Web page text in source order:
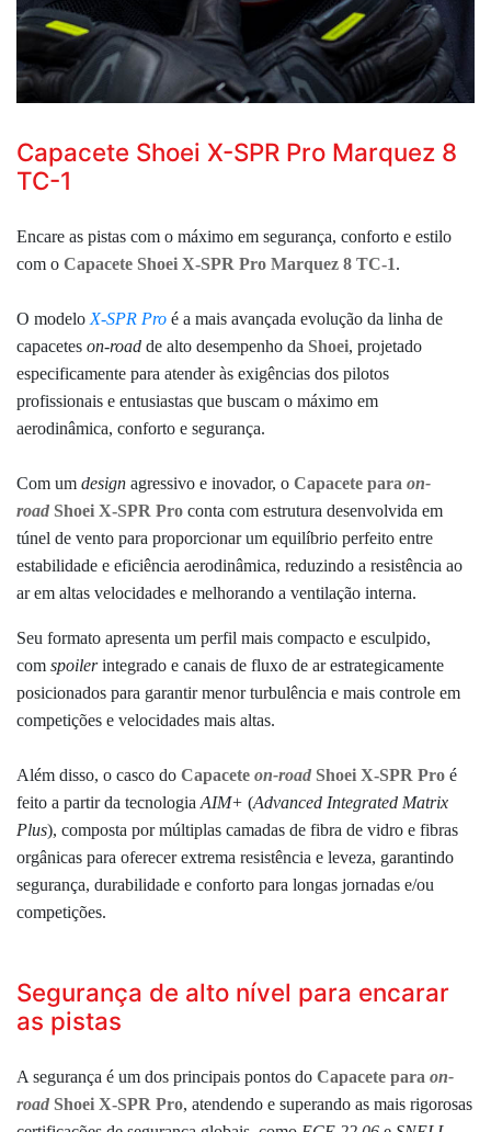
Capacete Shoei X-SPR Pro Marquez 8
TC-1
Encare as pistas com o máximo em segurança, conforto e estilo
com o Capacete Shoei X-SPR Pro Marquez 8 TC-1.
O modelo X-SPR Pro é a mais avançada evolução da linha de
capacetes on-road de alto desempenho da Shoei, projetado
especificamente para atender às exigências dos pilotos
profissionais e entusiastas que buscam o máximo em
aerodinâmica, conforto e segurança.
Com um design agressivo e inovador, o Capacete para on-
road Shoei X-SPR Pro conta com estrutura desenvolvida em
túnel de vento para proporcionar um equilíbrio perfeito entre
estabilidade e eficiência aerodinâmica, reduzindo a resistência ao
ar em altas velocidades e melhorando a ventilação interna.
Seu formato apresenta um perfil mais compacto e esculpido,
com spoilerintegrado e canais de fluxo de ar estrategicamente
posicionados para garantir menor turbulência e mais controle em
competições e velocidades mais altas.
Além disso, o casco do Capacete on-road Shoei X-SPR Pro é
feito a partir da tecnologia AIM+ (Advanced Integrated Matrix
Plus), composta por múltiplas camadas de fibra de vidro e fibras
orgânicas para oferecer extrema resistência e leveza, garantindo
segurança, durabilidade e conforto para longas jornadas e/ou
competições.
Segurança de alto nível para encarar
as pistas
A segurança é um dos principais pontos do Capacete para on-
road Shoei X-SPR Pro, atendendo e superando as mais rigorosas